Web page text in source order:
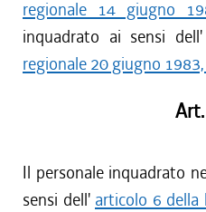
regionale 14 giugno
inquadrato ai sensi dell'
regionale 20 giugno
Il personale inquadrato
sensi dell' articolo 6 della